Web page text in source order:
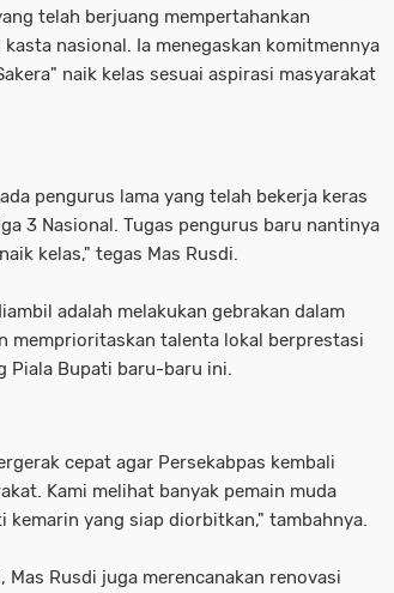
telah berjuang mempertahankan
nasional. Ia menegaskan komitmennya
naik kelas sesuai aspirasi masyarakat
pengurus lama yang telah bekerja keras
3 Nasional. Tugas pengurus baru nantinya
kelas," tegas Mas Rusdi.
adalah melakukan gebrakan dalam
memprioritaskan talenta lokal berprestasi
Piala Bupati baru-baru ini.
cepat agar Persekabpas kembali
Kami melihat banyak pemain muda
kemarin yang siap diorbitkan," tambahnya.
Mas Rusdi juga merencanakan renovasi